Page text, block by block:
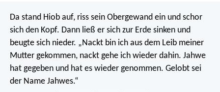
Da stand Hiob auf, riss sein Obergewand ein und schor
sich den Kopf. Dann ließ er sich zur Erde sinken und
beugte sich nieder. „Nackt bin ich aus dem Leib meiner
Mutter gekommen, nackt gehe ich wieder dahin. Jahwe
hat gegeben und hat es wieder genommen. Gelobt sei
der Name Jahwes.“